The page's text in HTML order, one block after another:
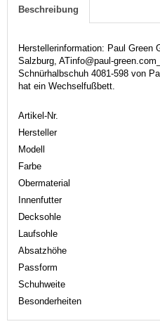
Beschreibung
Herstellerinformation: Paul Green
Salzburg, ATinfo@paul-
Schnürhalbschuh 4081-598 von
hat ein Wechselfußbett.
Artikel-Nr.
Hersteller
Modell
Farbe
Obermaterial
Innenfutter
Decksohle
Laufsohle
Absatzhöhe
Passform
Schuhweite
Besonderheiten